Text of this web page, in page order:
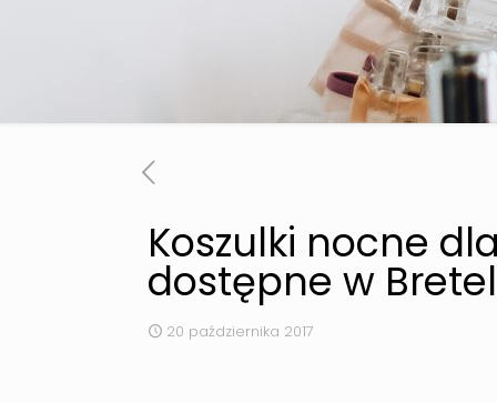
Koszulki nocne
dostępne w
20 października 2017